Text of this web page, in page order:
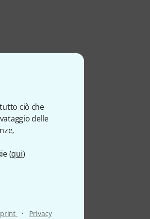
ciò che
delle
(qui)
· Privacy